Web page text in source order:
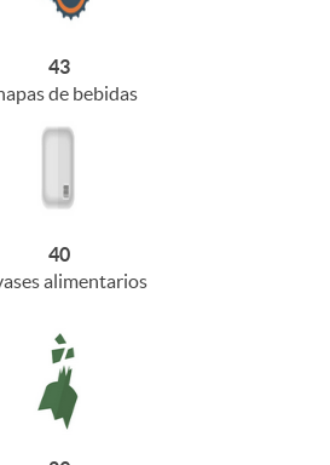
43
de bebidas
40
alimentarios